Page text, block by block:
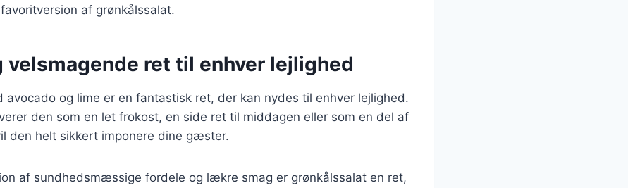
af grønkålssalat.
velsmagende ret til enhver lejlighed
avocado og lime er en fantastisk ret, der kan nydes til enhver lejlighed.
den som en let frokost, en side ret til middagen eller som en del af
den helt sikkert imponere dine gæster.
af sundhedsmæssige fordele og lækre smag er grønkålssalat en ret,